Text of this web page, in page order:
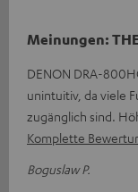
Meinungen:
DENON DRA-
unintuitiv, da viele
zugänglich sind.
Komplette
Boguslaw P.